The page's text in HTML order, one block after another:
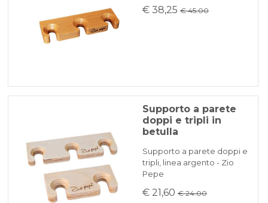
€ 38,25 € 45.00
Supporto a parete
doppi e tripli in
betulla
Supporto a parete doppi e
tripli, linea argento - Zio
Pepe
€ 21,60 € 24.00